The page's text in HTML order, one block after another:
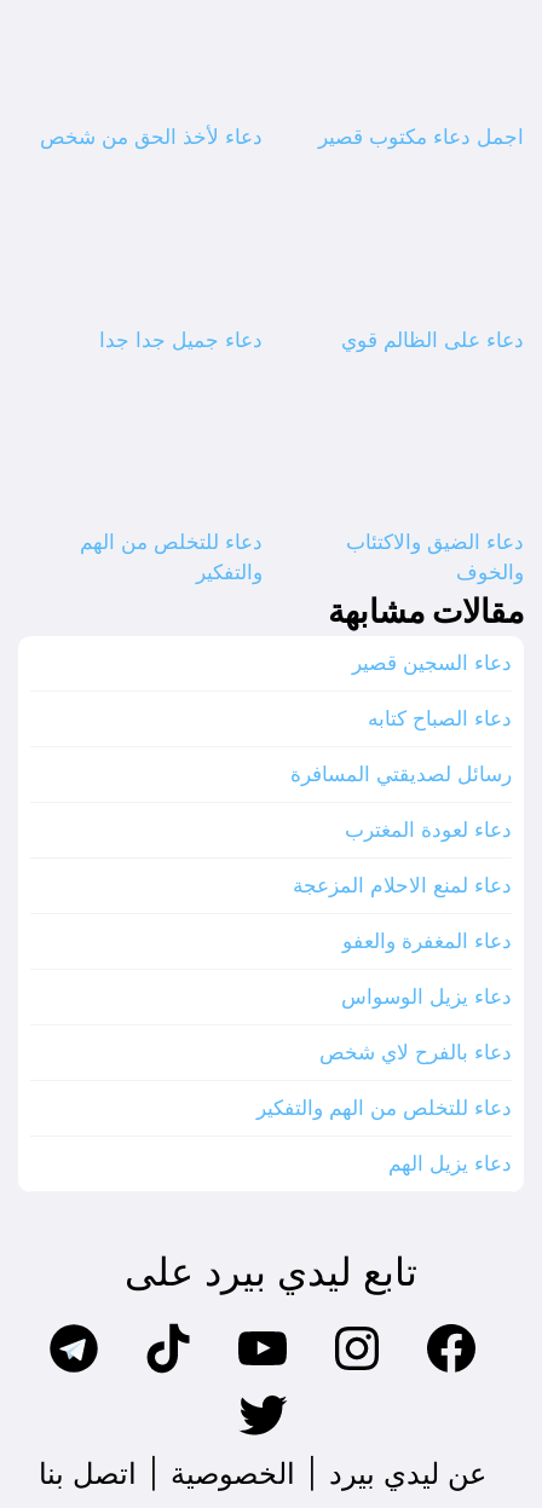
اجمل دعاء مكتوب قصير دعاء لأخذ الحق من شخص
دعاء على الظالم قوي دعاء جميل جدا جدا
دعاء الضيق والاكتئاب
والخوف
دعاء للتخلص من الهم
والتفكير
مقالات مشابهة
دعاء السجين قصير
دعاء الصباح كتابه
رسائل لصديقتي المسافرة
دعاء لعودة المغترب
دعاء لمنع الاحلام المزعجة
دعاء المغفرة والعفو
دعاء يزيل الوسواس
دعاء بالفرح لاي شخص
دعاء للتخلص من الهم والتفكير
دعاء يزيل الهم
تابع ليدي بيرد على
عن ليدي بيرد الخصوصية اتصل بنا